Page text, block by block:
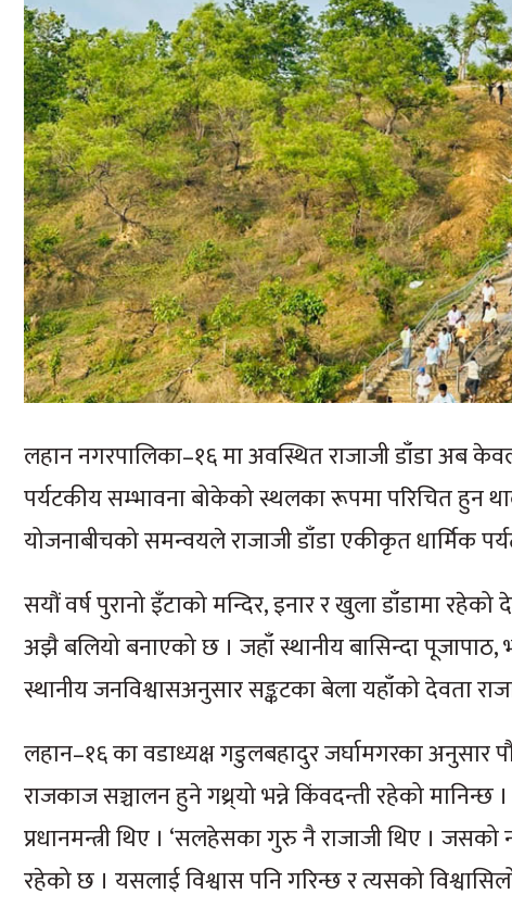
लहान नगरपालिका–१६ मा अवस्थित राजाजी डाँडा अब
पर्यटकीय सम्भावना बोकेको स्थलका रूपमा परिचित हुन
योजनाबीचको समन्वयले राजाजी डाँडा एकीकृत धार्मिक
सयौं वर्ष पुरानो इँटाको मन्दिर, इनार र खुला डाँडामा
अझै बलियो बनाएको छ । जहाँ स्थानीय बासिन्दा
स्थानीय जनविश्वासअनुसार सङ्कटका बेला यहाँको देवता
लहान–१६ का वडाध्यक्ष गडुलबहादुर जर्घामगरका अनुसार
राजकाज सञ्चालन हुने गथ्र्यो भन्ने किंवदन्ती रहेको
प्रधानमन्त्री थिए । ‘सलहेसका गुरु नै राजाजी थिए ।
रहेको छ । यसलाई विश्वास पनि गरिन्छ र त्यसको